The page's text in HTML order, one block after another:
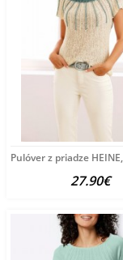
Pulóver z priadze
27.90€